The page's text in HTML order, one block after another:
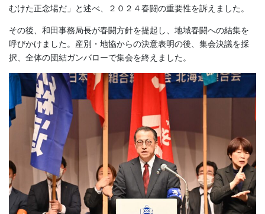
むけた正念場だ」と述べ、２０２４春闘の重要性を訴えました。
その後、和田事務局長が春闘方針を提起し、地域春闘への結集を
呼びかけました。産別・地協からの決意表明の後、集会決議を採
択、全体の団結ガンバローで集会を終えました。